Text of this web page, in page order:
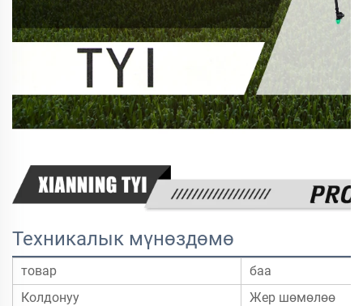
Техникалык мүнөздөмө
товар
баа
Колдонуу
Жер шөмөлөө